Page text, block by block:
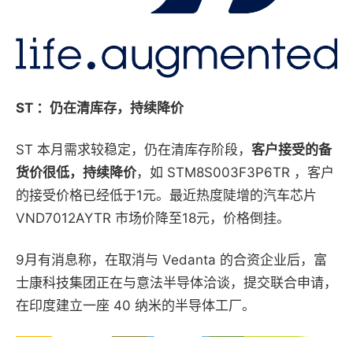
ST ：仍在清库存，持续降价
ST 本月需求较稳定，仍在清库存阶段， 客户接受的备
货价很低，持续降价，如 STM8S003F3P6TR ，客户
的接受价格已经低于1元。最近热度陡增的汽车芯片
VND7012AYTR 市场价降至18元，价格倒挂。
9月有消息称，在取消与 Vedanta 的合资企业后，富
士康科技集团正在与意法半导体洽谈，提交联合申请，
在印度建立一座 40 纳米的半导体工厂。